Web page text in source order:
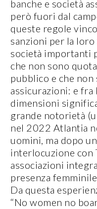
banche e società
però fuori dal
queste regole
sanzioni per la
società importanti
che non sono
pubblico e che non
assicurazioni: e fra
dimensioni
grande notorietà
nel 2022 Atlantia
uomini, ma dopo
interlocuzione con
associazioni
presenza
Da questa
“No women no